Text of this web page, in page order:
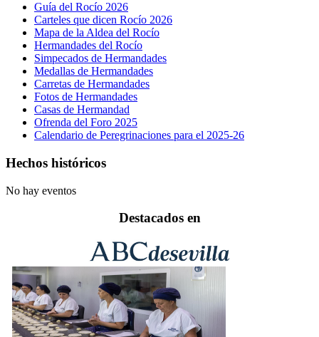
Guía del Rocío 2026
Carteles que dicen Rocío 2026
Mapa de la Aldea del Rocío
Hermandades del Rocío
Simpecados de Hermandades
Medallas de Hermandades
Carretas de Hermandades
Fotos de Hermandades
Casas de Hermandad
Ofrenda del Foro 2025
Calendario de Peregrinaciones para el 2025-26
Hechos históricos
No hay eventos
Destacados en